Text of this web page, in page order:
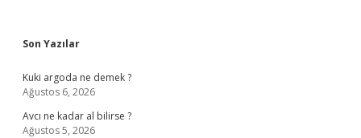
Sidebar
Son Yazılar
Kuki argoda ne demek ?
Ağustos 6, 2026
Avcı ne kadar al bilirse ?
Ağustos 5, 2026